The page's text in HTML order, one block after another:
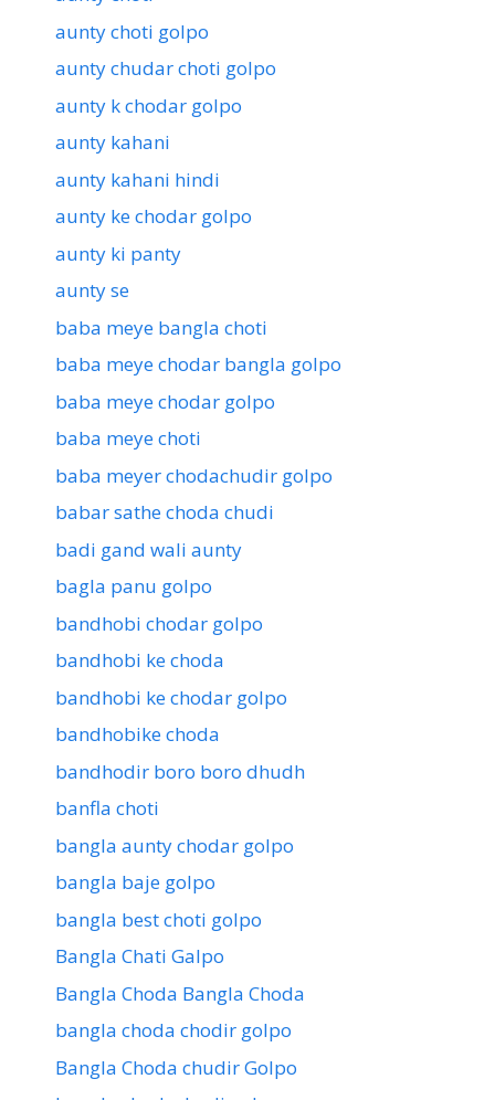
aunty choti golpo
aunty chudar choti golpo
aunty k chodar golpo
aunty kahani
aunty kahani hindi
aunty ke chodar golpo
aunty ki panty
aunty se
baba meye bangla choti
baba meye chodar bangla golpo
baba meye chodar golpo
baba meye choti
baba meyer chodachudir golpo
babar sathe choda chudi
badi gand wali aunty
bagla panu golpo
bandhobi chodar golpo
bandhobi ke choda
bandhobi ke chodar golpo
bandhobike choda
bandhodir boro boro dhudh
banfla choti
bangla aunty chodar golpo
bangla baje golpo
bangla best choti golpo
Bangla Chati Galpo
Bangla Choda Bangla Choda
bangla choda chodir golpo
Bangla Choda chudir Golpo